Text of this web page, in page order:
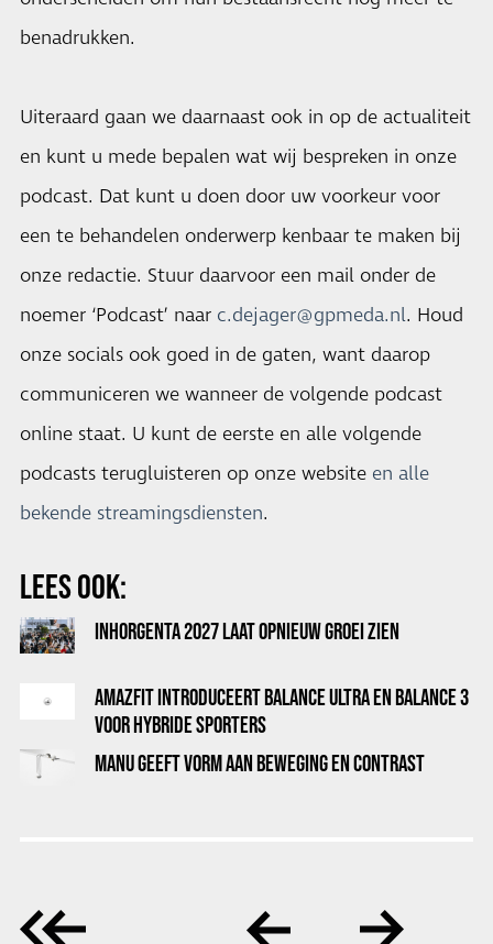
benadrukken.
Uiteraard gaan we daarnaast ook in op de actualiteit
en kunt u mede bepalen wat wij bespreken in onze
podcast. Dat kunt u doen door uw voorkeur voor
een te behandelen onderwerp kenbaar te maken bij
onze redactie. Stuur daarvoor een mail onder de
noemer ‘Podcast’ naar c.dejager@gpmeda.nl. Houd
onze socials ook goed in de gaten, want daarop
communiceren we wanneer de volgende podcast
online staat. U kunt de eerste en alle volgende
podcasts terugluisteren op onze website en alle
bekende streamingsdiensten.
LEES OOK:
INHORGENTA 2027 LAAT OPNIEUW GROEI ZIEN
AMAZFIT INTRODUCEERT BALANCE ULTRA EN BALANCE 3
VOOR HYBRIDE SPORTERS
MANU GEEFT VORM AAN BEWEGING EN CONTRAST